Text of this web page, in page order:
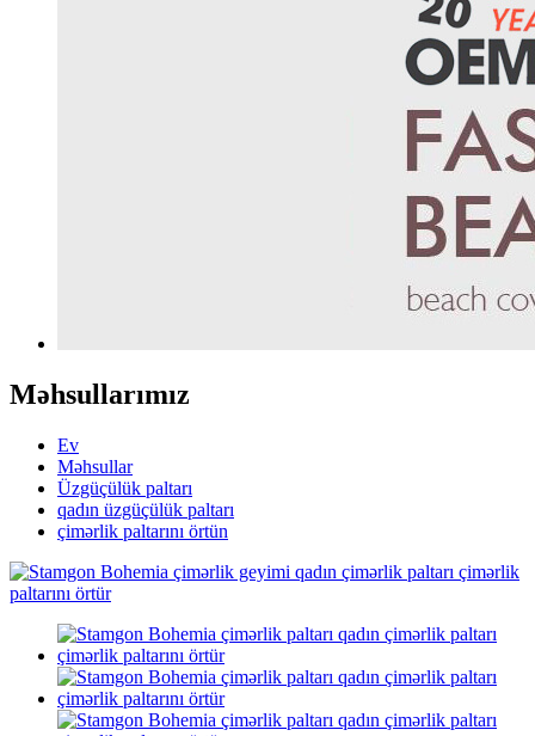
Məhsullarımız
Ev
Məhsullar
Üzgüçülük paltarı
qadın üzgüçülük paltarı
çimərlik paltarını örtün